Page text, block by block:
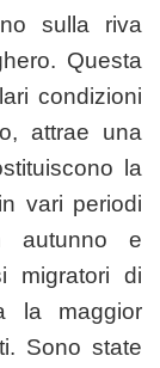
sulla riva
Questa
condizioni
attrae una
la
vari periodi
autunno e
migratori di
la maggior
Sono state